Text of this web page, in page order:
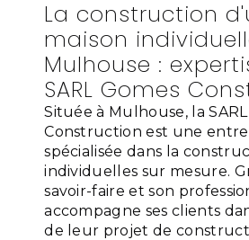
La construction
maison
Mulhouse :
SARL Gomes
Située à Mulhouse, la
Construction est une
spécialisée dans la
individuelles sur mesure.
savoir-faire et son
accompagne ses clients
de leur projet de